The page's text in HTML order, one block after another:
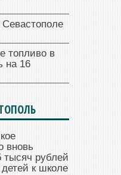
топливо в
на 16
вновь
тысяч рублей
детей к школе